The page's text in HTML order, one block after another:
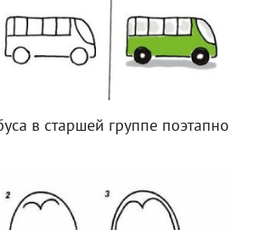
в старшей группе поэтапно